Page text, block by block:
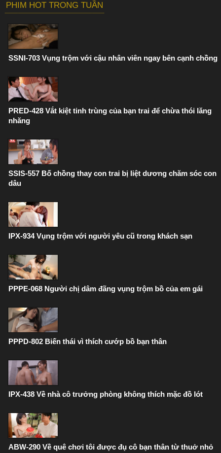
PHIM HOT TRONG TUẦN
SSNI-703 Vụng trộm với cậu nhân viên ngay bên cạnh chồng
PRED-428 Vắt kiệt tinh trùng của bạn trai để chừa thói lăng
nhăng
SSIS-557 Bố chồng thay con trai bị liệt dương chăm sóc con
dâu
IPX-934 Vụng trộm với người yêu cũ trong khách sạn
PPPE-068 Người chị dâm đãng vụng trộm bồ của em gái
PPPD-802 Biến thái vì thích cướp bồ bạn thân
IPX-438 Về nhà cô trưởng phòng không thích mặc đồ lót
ABW-290 Về quê chơi tôi được đụ cô bạn thân từ thuở nhỏ